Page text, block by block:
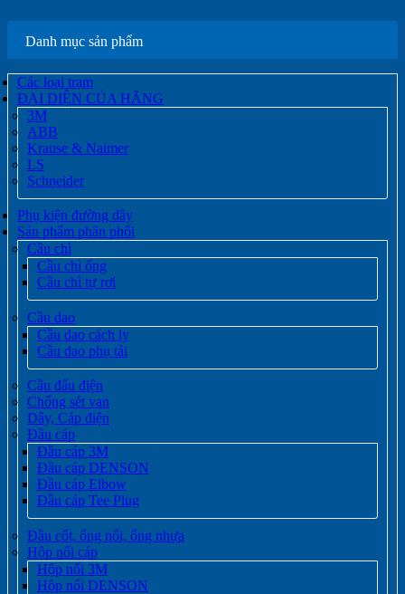
Danh mục sản phẩm
Các loại trạm
ĐẠI DIỆN CỦA HÃNG
3M
ABB
Krause & Naimer
LS
Schneider
Phụ kiện đường dây
Sản phẩm phân phối
Cầu chì
Cầu chì ống
Cầu chì tự rơi
Cầu dao
Cầu dao cách ly
Cầu dao phụ tải
Cầu đấu điện
Chống sét van
Dây, Cáp điện
Đầu cáp
Đầu cáp 3M
Đầu cáp DENSON
Đầu cáp Elbow
Đầu cáp Tee Plug
Đầu cốt, ống nối, ống nhựa
Hộp nối cáp
Hộp nối 3M
Hộp nối DENSON